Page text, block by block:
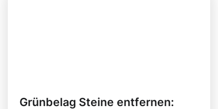
Grünbelag Steine entfernen: